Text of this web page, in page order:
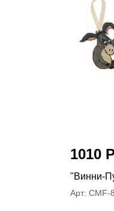
1010
"Винни-
Арт: CMF-